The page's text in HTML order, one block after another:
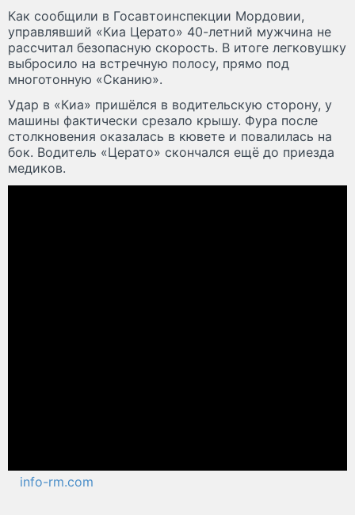
Как сообщили в Госавтоинспекции Мордовии,
управлявший «Киа Церато» 40-летний мужчина не
рассчитал безопасную скорость. В итоге легковушку
выбросило на встречную полосу, прямо под
многотонную «Сканию».
Удар в «Киа» пришёлся в водительскую сторону, у
машины фактически срезало крышу. Фура после
столкновения оказалась в кювете и повалилась на
бок. Водитель «Церато» скончался ещё до приезда
медиков.
info-rm.com